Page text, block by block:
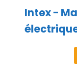
Intex -